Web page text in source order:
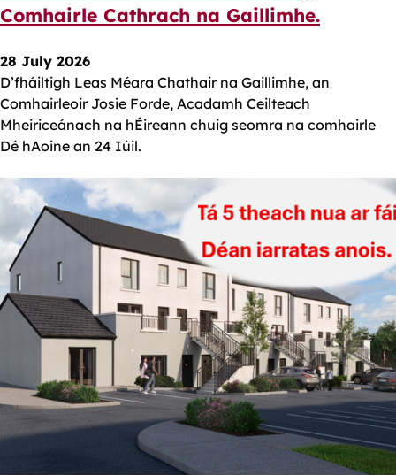
Comhairle Cathrach na Gaillimhe.
28 July 2026
D’fháiltigh Leas Méara Chathair na Gaillimhe, an
Comhairleoir Josie Forde, Acadamh Ceilteach
Mheiriceánach na hÉireann chuig seomra na comhairle
Dé hAoine an 24 Iúil.